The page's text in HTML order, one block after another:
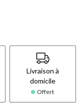
Livraison à
domicile
Offert